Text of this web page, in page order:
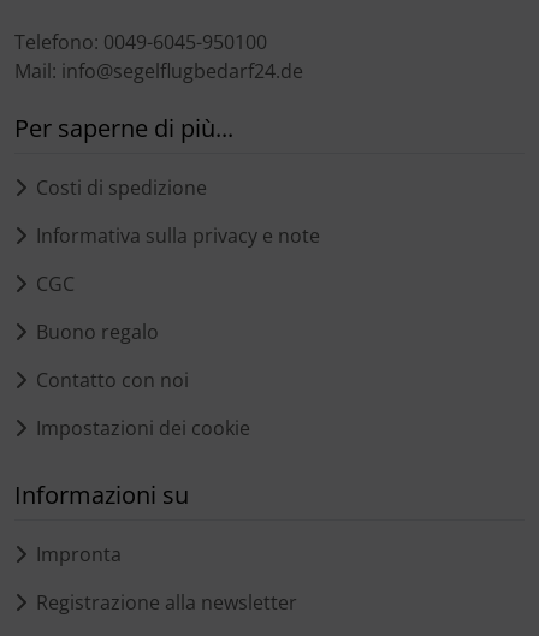
Telefono: 0049-6045-950100
Mail: info@segelflugbedarf24.de
Per saperne di più...
Costi di spedizione
Informativa sulla privacy e note
CGC
Buono regalo
Contatto con noi
Impostazioni dei cookie
Informazioni su
Impronta
Registrazione alla newsletter